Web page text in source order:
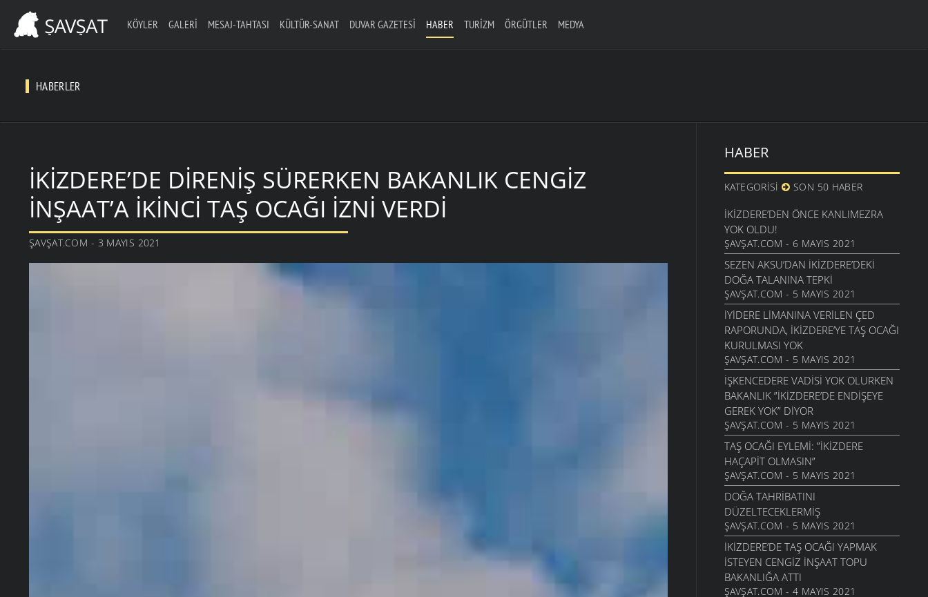
KÖYLER GALERI MESAJ-TAHTASI KÜLTÜR-SANAT DUVAR GAZETESI HABER TURIZM ÖRGÜTLER MEDYA
HABERLER
İKIZDERE’DE DIRENIŞ SÜRERKEN BAKANLIK CENGIZ
İNŞAAT’A IKINCI TAŞ OCAĞI IZNI VERDI
ŞAVŞAT.COM - 3 MAYIS 2021
HABER
KATEGORISI SON 50 HABER
İKIZDERE’DEN ÖNCE KANLIMEZRA
YOK OLDU!
ŞAVŞAT.COM - 6 MAYIS 2021
SEZEN AKSU’DAN İKIZDERE’DEKI
DOĞA TALANINA TEPKI
ŞAVŞAT.COM - 5 MAYIS 2021
İYIDERE LIMANINA VERILEN ÇED
RAPORUNDA, İKIZDERE’YE TAŞ OCAĞI
KURULMASI YOK
ŞAVŞAT.COM - 5 MAYIS 2021
İŞKENCEDERE VADISI YOK OLURKEN
BAKANLIK ”İKIZDERE’DE ENDIŞEYE
GEREK YOK” DIYOR
ŞAVŞAT.COM - 5 MAYIS 2021
TAŞ OCAĞI EYLEMI: ”İKIZDERE
HAÇAPIT OLMASIN”
ŞAVŞAT.COM - 5 MAYIS 2021
DOĞA TAHRIBATINI
DÜZELTECEKLERMIŞ
ŞAVŞAT.COM - 5 MAYIS 2021
İKIZDERE’DE TAŞ OCAĞI YAPMAK
ISTEYEN CENGIZ İNŞAAT TOPU
BAKANLIĞA ATTI
ŞAVŞAT.COM - 4 MAYIS 2021